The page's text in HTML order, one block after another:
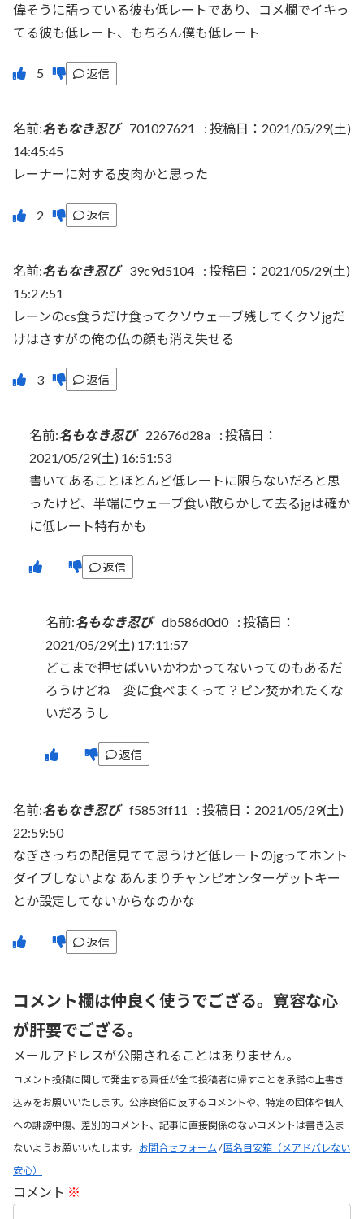
偉そうに語っている彼も低レートであり、コメ欄でイキっ
てる彼も低レート、もちろん僕も低レート
返信
名前:名もなき忍び 701027621 : 投稿日：2021/05/29(土)
14:45:45
レーナーに対する皮肉かと思った
返信
名前:名もなき忍び 39c9d5104 : 投稿日：2021/05/29(土)
15:27:51
レーンのcs食うだけ食ってクソウェーブ残してくクソjgだ
けはさすがの俺の仏の顔も消え失せる
返信
名前:名もなき忍び 22676d28a : 投稿日：
2021/05/29(土) 16:51:53
書いてあることほとんど低レートに限らないだろと思
ったけど、半端にウェーブ食い散らかして去るjgは確か
に低レート特有かも
返信
名前:名もなき忍び db586d0d0 : 投稿日：
2021/05/29(土) 17:11:57
どこまで押せばいいかわかってないってのもあるだ
ろうけどね 変に食べまくって？ピン焚かれたくな
いだろうし
返信
名前:名もなき忍び f5853ff11 : 投稿日：2021/05/29(土)
22:59:50
なぎさっちの配信見てて思うけど低レートのjgってホント
ダイブしないよな あんまりチャンピオンターゲットキー
とか設定してないからなのかな
返信
コメント欄は仲良く使うでござる。寛容な心
が肝要でござる。
メールアドレスが公開されることはありません。
コメント投稿に関して発生する責任が全て投稿者に帰すことを承諾の上書き
込みをお願いいたします。公序良俗に反するコメントや、特定の団体や個人
への誹謗中傷、差別的コメント、記事に直接関係のないコメントは書き込ま
ないようお願いいたします。 お問合せフォーム /匿名目安箱（メアドバレない
安心）
コメント ※